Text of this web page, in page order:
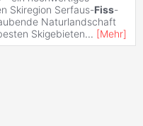
Skiregion Serfaus-Fiss-
Naturlandschaft
Skigebieten... [Mehr]